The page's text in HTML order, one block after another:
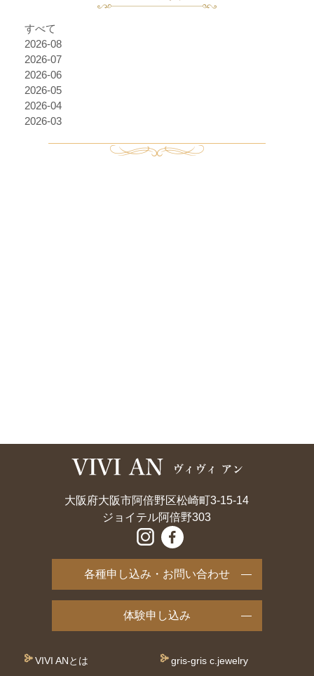
すべて
2026-08
2026-07
2026-06
2026-05
2026-04
2026-03
大阪府大阪市阿倍野区松崎町3-15-14
ジョイテル阿倍野303
各種申し込み・お問い合わせ
体験申し込み
VIVI ANとは gris-gris c.jewelry